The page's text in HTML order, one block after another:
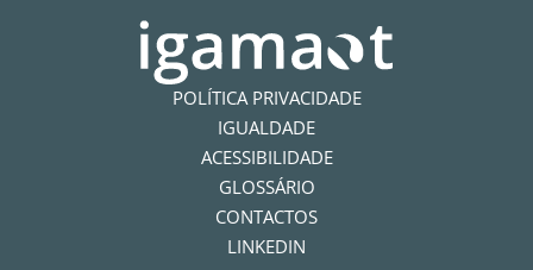
POLÍTICA PRIVACIDADE
IGUALDADE
ACESSIBILIDADE
GLOSSÁRIO
CONTACTOS
LINKEDIN